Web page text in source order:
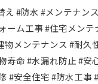
え #防水 #メンテナン
ーム工事 #住宅メン
物メンテナンス #耐久
寿命 #水漏れ防止 #安
#安全住宅 #防水工事